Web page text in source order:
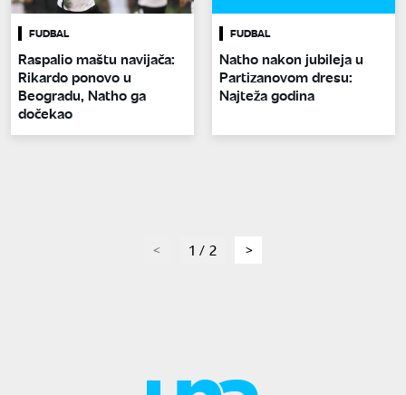
FUDBAL
Raspalio maštu navijača:
Rikardo ponovo u
Beogradu, Natho ga
dočekao
FUDBAL
Natho nakon jubileja u
Partizanovom dresu:
Najteža godina
page1 / 2 page